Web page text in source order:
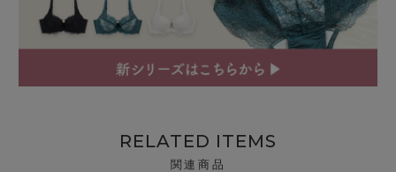
RELATED ITEMS
関連商品